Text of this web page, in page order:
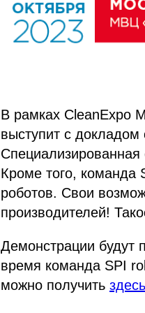
В рамках CleanExpo
выступит с докладом
Специализированная
Кроме того, команда
роботов. Свои
производителей!
Демонстрации будут
время команда SPI
можно получить здесь